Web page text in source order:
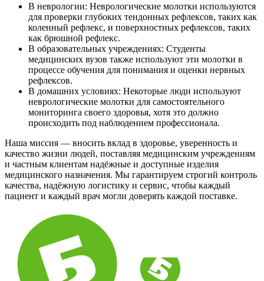
В неврологии: Неврологические молотки используются
для проверки глубоких тендонных рефлексов, таких как
коленный рефлекс, и поверхностных рефлексов, таких
как брюшной рефлекс.
В образовательных учреждениях: Студенты
медицинских вузов также используют эти молотки в
процессе обучения для понимания и оценки нервных
рефлексов.
В домашних условиях: Некоторые люди используют
неврологические молотки для самостоятельного
мониторинга своего здоровья, хотя это должно
происходить под наблюдением профессионала.
Наша миссия — вносить вклад в здоровье, уверенность и
качество жизни людей, поставляя медицинским учреждениям
и частным клиентам надёжные и доступные изделия
медицинского назначения. Мы гарантируем строгий контроль
качества, надёжную логистику и сервис, чтобы каждый
пациент и каждый врач могли доверять каждой поставке.